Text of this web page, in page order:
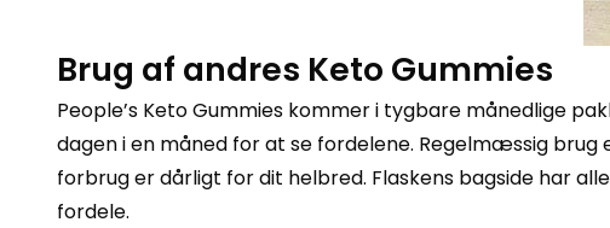
Brug af andres Keto Gummies
People’s Keto Gummies kommer i tygbare månedlige
dagen i en måned for at se fordelene. Regelmæssig
forbrug er dårligt for dit helbred. Flaskens bagside har
fordele.